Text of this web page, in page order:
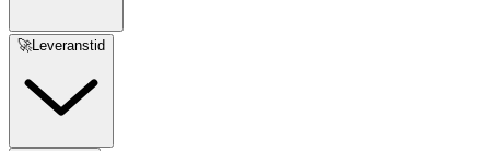
🚀Leveranstid